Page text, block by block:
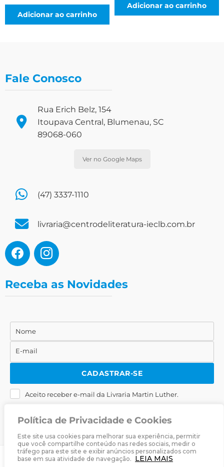
Política de Privacidade e Cookies
Este site usa cookies para melhorar sua experiência, permitir
que você compartilhe conteúdo nas redes sociais, medir o
tráfego para este site e exibir anúncios personalizados com
base em sua atividade de navegação. LEIA MAIS
Adicionar ao carrinho
Adicionar ao carrinho
Fale Conosco
Rua Erich Belz, 154
Itoupava Central, Blumenau, SC
89068-060
Ver no Google Maps
(47) 3337-1110
livraria@centrodeliteratura-ieclb.com.br
Receba as Novidades
Nome
Nome
E-
mail
E-mail
CADASTRAR-SE
Aceito receber e-mail da Livraria Martin Luther.
Livraria Martin Luther· Desenvolvido porZwei Arts